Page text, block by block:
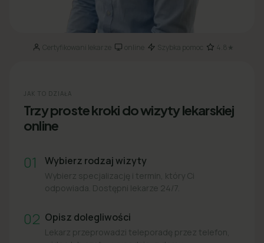
Certyfikowani lekarze· online· Szybka pomoc 4.8★
JAK TO DZIAŁA
Trzy proste kroki do wizyty lekarskiej
online
01 Wybierz rodzaj wizyty
Wybierz specjalizację i termin, który Ci
odpowiada. Dostępni lekarze 24/7.
02 Opisz dolegliwości
Lekarz przeprowadzi teleporadę przez telefon,